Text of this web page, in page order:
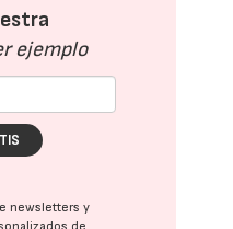
ejemplo
newsletters y